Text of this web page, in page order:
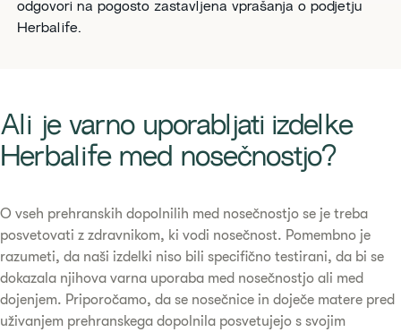
odgovori na pogosto zastavljena vprašanja o podjetju
Herbalife.
​​Ali je varno uporabljati izdelke
Herbalife med nosečnostjo?​
O vseh prehranskih dopolnilih med nosečnostjo se je treba
posvetovati z zdravnikom, ki vodi nosečnost. Pomembno je
razumeti, da naši izdelki niso bili specifično testirani, da bi se
dokazala njihova varna uporaba med nosečnostjo ali med
dojenjem. Priporočamo, da se nosečnice in doječe matere pred
uživanjem prehranskega dopolnila posvetujejo s svojim